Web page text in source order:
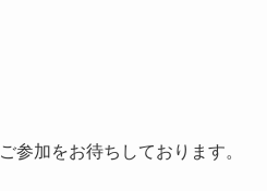
参加をお待ちしております。